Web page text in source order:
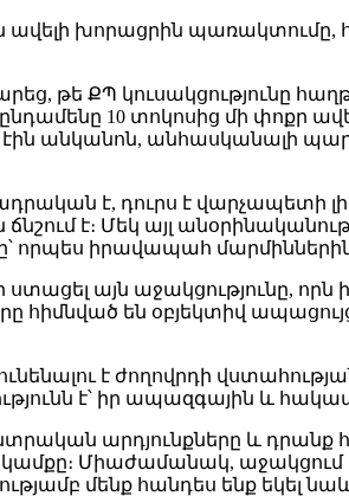
ավելի խորացրին
ՔՊ կուսակցությունը
10 տոկոսից մի փոքր
անկանոն, անհասկանալի
է, դուրս է վարչապետի
է։ Մեկ այլ
իրավապահ
այն աջակցությունը, որն
հիմնված են օբյեկտիվ
է ժողովրդի
է՝ իր ապազգային և
արդյունքները և դրանք
Միաժամանակ, աջակցում ենք
մենք հանդես ենք եկել նաև